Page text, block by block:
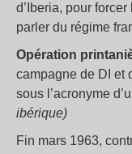
d’Iberia, pour
parler du régime
Opération
campagne de DI et
sous l’acronyme
ibérique)
Fin mars 1963,